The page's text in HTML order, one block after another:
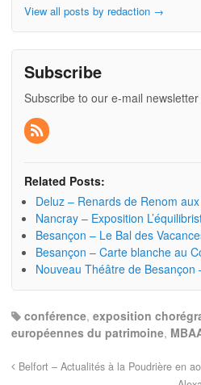
View all posts by redaction →
Subscribe
Subscribe to our e-mail
Related Posts:
Deluz – Renards de Renom
Nancray – Exposition
Besançon – Le Bal des
Besançon – Carte blanche au
Nouveau Théâtre de Besançon
conférence, exposition
européennes du patrimoine,
Belfort – Actualités à la Poudrière en